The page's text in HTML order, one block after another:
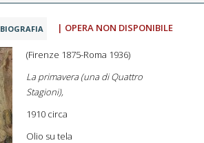
BIOGRAFIA | OPERA NON DISPONIBILE
(Firenze 1875-Roma 1936)
La primavera (una di Quattro
Stagioni),
1910 circa
Olio su tela